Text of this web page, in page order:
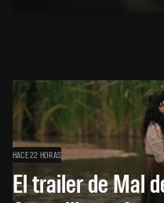
HACE 22 HORAS
El trailer de Mal